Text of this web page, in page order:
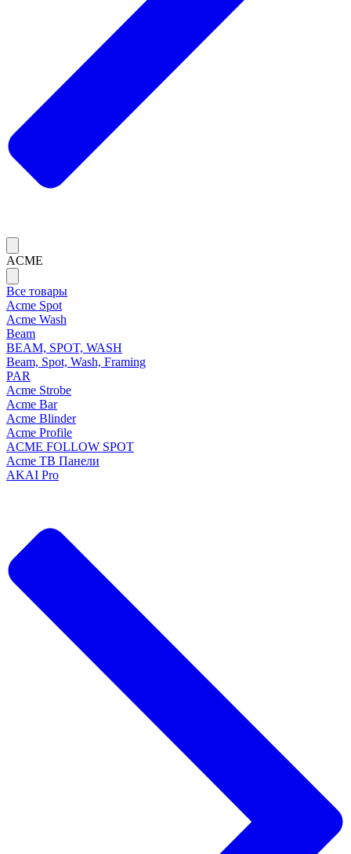
ACME
Все товары
Acme Spot
Acme Wash
Beam
BEAM, SPOT, WASH
Beam, Spot, Wash, Framing
PAR
Acme Strobe
Acme Bar
Acme Blinder
Acme Profile
ACME FOLLOW SPOT
Acme ТВ Панели
AKAI Pro